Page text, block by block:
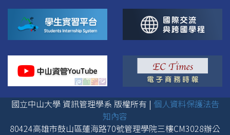
國立中山大學 資訊管理學系 版權所有 | 個人資料保護法告
知內容
80424高雄市鼓山區蓮海路70號管理學院三樓CM3028辦公